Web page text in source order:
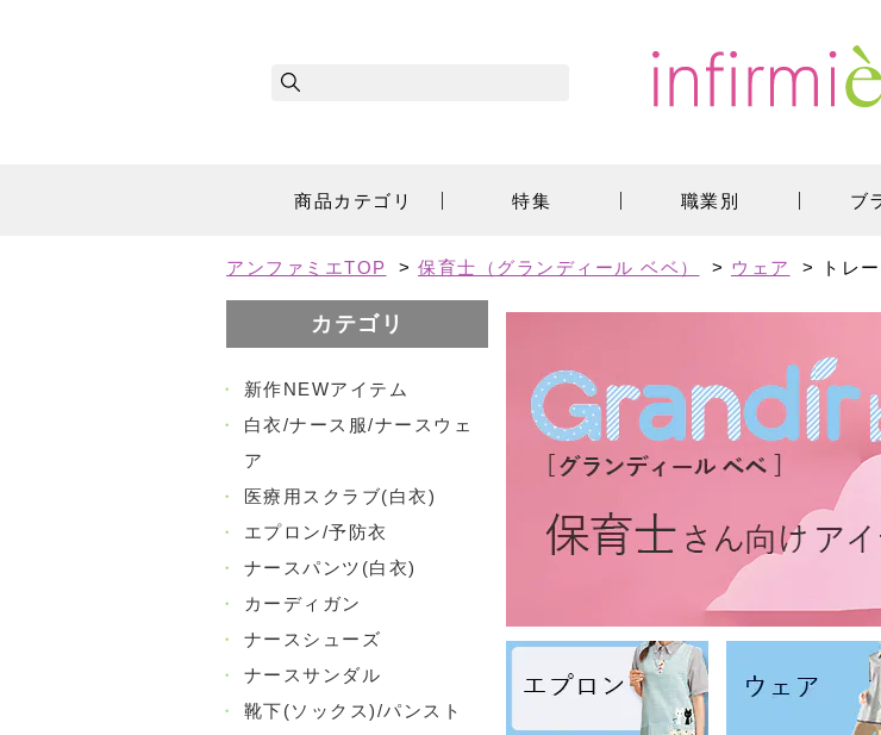
商品カテゴリ 特集 職業別 ブ
アンファミエTOP > 保育士（グランディール ベベ） > ウェア > トレ
カテゴリ
・
新作NEWアイテム
・
白衣/ナース服/ナースウェ
ア
・
医療用スクラブ(白衣)
・
エプロン/予防衣
・
ナースパンツ(白衣)
・
カーディガン
・
ナースシューズ
・
ナースサンダル
・
靴下(ソックス)/パンスト